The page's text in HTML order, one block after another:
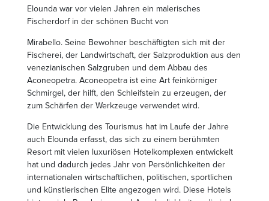
Elounda war vor vielen Jahren ein malerisches
Fischerdorf in der schönen Bucht von
Mirabello. Seine Bewohner beschäftigten sich mit der
Fischerei, der Landwirtschaft, der Salzproduktion aus den
venezianischen Salzgruben und dem Abbau des
Aconeopetra. Aconeopetra ist eine Art feinkörniger
Schmirgel, der hilft, den Schleifstein zu erzeugen, der
zum Schärfen der Werkzeuge verwendet wird.
Die Entwicklung des Tourismus hat im Laufe der Jahre
auch Elounda erfasst, das sich zu einem berühmten
Resort mit vielen luxuriösen Hotelkomplexen entwickelt
hat und dadurch jedes Jahr von Persönlichkeiten der
internationalen wirtschaftlichen, politischen, sportlichen
und künstlerischen Elite angezogen wird. Diese Hotels